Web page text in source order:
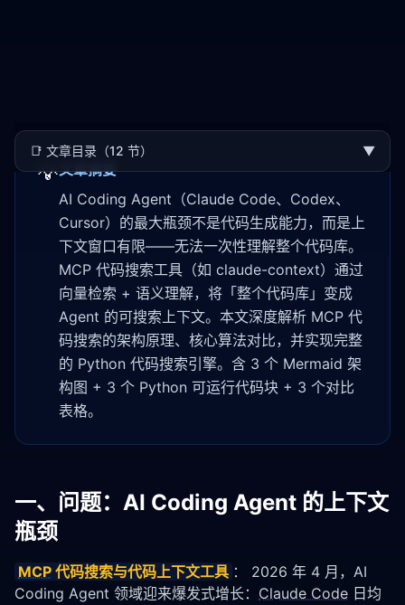
📑 文章目录（12 节） ▼
💡文章摘要
AI Coding Agent（Claude Code、Codex、
Cursor）的最大瓶颈不是代码生成能力，而是上
下文窗口有限——无法一次性理解整个代码库。
MCP 代码搜索工具（如 claude-context）通过
向量检索 + 语义理解，将「整个代码库」变成
Agent 的可搜索上下文。本文深度解析 MCP 代
码搜索的架构原理、核心算法对比，并实现完整
的 Python 代码搜索引擎。含 3 个 Mermaid 架
构图 + 3 个 Python 可运行代码块 + 3 个对比
表格。
一、问题：AI Coding Agent 的上下文
瓶颈
MCP 代码搜索与代码上下文工具 ： 2026 年 4 月，AI
Coding Agent 领域迎来爆发式增长： Claude Code 日均